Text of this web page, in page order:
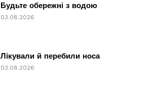
Будьте обережні з водою
03.08.2026
Лікували й перебили носа
03.08.2026